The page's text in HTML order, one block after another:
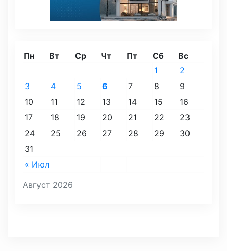
Август 2026
Пн Вт Ср Чт Пт Сб Вс
« Июл
1
2
3
4 5 6 7 8
9
10
11 12 13 14 15
16
17
18 19 20 21 22
23
24
25 26 27 28 29
30
31